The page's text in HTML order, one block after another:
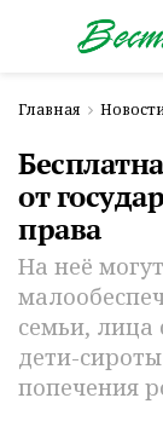
Главная
от
права
На неё
семьи, лица
дети-
попечения